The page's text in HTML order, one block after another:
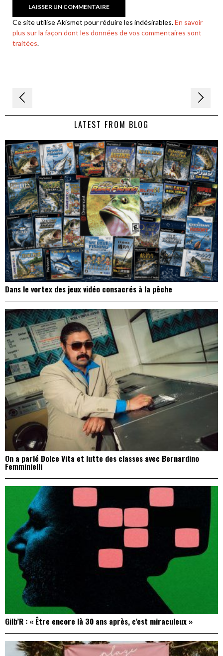
Ce site utilise Akismet pour réduire les indésirables.En savoir
plus sur la façon dont les données de vos commentaires sont
traitées.
Navigation
de LATEST FROM BLOG
Dans le vortex des jeux vidéo consacrés à la pêche
On a parlé Dolce Vita et lutte des classes avec Bernardino
Femminielli
Gilb’R : « Être encore là 30 ans après, c’est miraculeux »